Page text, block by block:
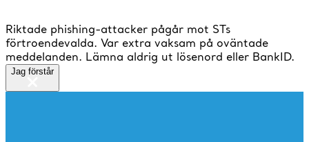
Riktade phishing-attacker pågår mot STs
förtroendevalda. Var extra vaksam på oväntade
meddelanden. Lämna aldrig ut lösenord eller BankID.
Jag förstår